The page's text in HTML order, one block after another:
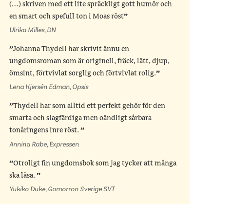
(…) skriven med ett lite spräckligt gott humör och
en smart och spefull ton i Moas röst
Ulrika Milles, DN
Johanna Thydell har skrivit ännu en
ungdomsroman som är originell, fräck, lätt, djup,
ömsint, förtvivlat sorglig och förtvivlat rolig.
Lena Kjersén Edman, Opsis
Thydell har som alltid ett perfekt gehör för den
smarta och slagfärdiga men oändligt sårbara
tonåringens inre röst.
Annina Rabe, Expressen
Otroligt fin ungdomsbok som jag tycker att många
ska läsa.
Yukiko Duke, Gomorron Sverige SVT